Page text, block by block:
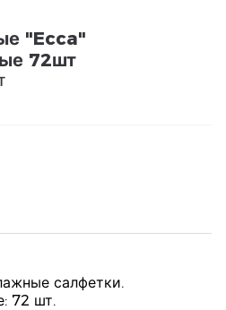
"Ecca"
72шт
салфетки.
72 шт.